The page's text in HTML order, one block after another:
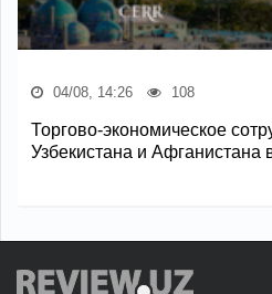
04/08, 14:26 108
Торгово-экономическое
Узбекистана и Афганистана